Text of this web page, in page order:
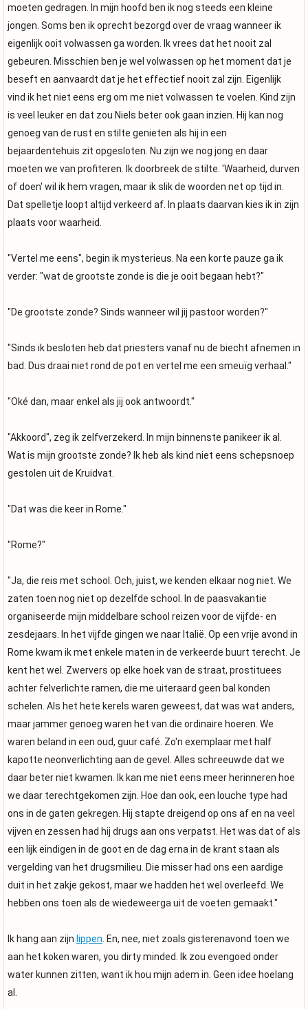
moeten gedragen. In mijn hoofd ben ik nog steeds een kleine
jongen. Soms ben ik oprecht bezorgd over de vraag wanneer ik
eigenlijk ooit volwassen ga worden. Ik vrees dat het nooit zal
gebeuren. Misschien ben je wel volwassen op het moment dat je
beseft en aanvaardt dat je het effectief nooit zal zijn. Eigenlijk
vind ik het niet eens erg om me niet volwassen te voelen. Kind zijn
is veel leuker en dat zou Niels beter ook gaan inzien. Hij kan nog
genoeg van de rust en stilte genieten als hij in een
bejaardentehuis zit opgesloten. Nu zijn we nog jong en daar
moeten we van profiteren. Ik doorbreek de stilte. 'Waarheid, durven
of doen' wil ik hem vragen, maar ik slik de woorden net op tijd in.
Dat spelletje loopt altijd verkeerd af. In plaats daarvan kies ik in zijn
plaats voor waarheid.
"Vertel me eens", begin ik mysterieus. Na een korte pauze ga ik
verder: "wat de grootste zonde is die je ooit begaan hebt?"
"De grootste zonde? Sinds wanneer wil jij pastoor worden?"
"Sinds ik besloten heb dat priesters vanaf nu de biecht afnemen in
bad. Dus draai niet rond de pot en vertel me een smeuïg verhaal."
"Oké dan, maar enkel als jij ook antwoordt."
"Akkoord", zeg ik zelfverzekerd. In mijn binnenste panikeer ik al.
Wat is mijn grootste zonde? Ik heb als kind niet eens schepsnoep
gestolen uit de Kruidvat.
"Dat was die keer in Rome."
"Rome?"
"Ja, die reis met school. Och, juist, we kenden elkaar nog niet. We
zaten toen nog niet op dezelfde school. In de paasvakantie
organiseerde mijn middelbare school reizen voor de vijfde- en
zesdejaars. In het vijfde gingen we naar Italië. Op een vrije avond in
Rome kwam ik met enkele maten in de verkeerde buurt terecht. Je
kent het wel. Zwervers op elke hoek van de straat, prostituees
achter felverlichte ramen, die me uiteraard geen bal konden
schelen. Als het hete kerels waren geweest, dat was wat anders,
maar jammer genoeg waren het van die ordinaire hoeren. We
waren beland in een oud, guur café. Zo'n exemplaar met half
kapotte neonverlichting aan de gevel. Alles schreeuwde dat we
daar beter niet kwamen. Ik kan me niet eens meer herinneren hoe
we daar terechtgekomen zijn. Hoe dan ook, een louche type had
ons in de gaten gekregen. Hij stapte dreigend op ons af en na veel
vijven en zessen had hij drugs aan ons verpatst. Het was dat of als
een lijk eindigen in de goot en de dag erna in de krant staan als
vergelding van het drugsmilieu. Die misser had ons een aardige
duit in het zakje gekost, maar we hadden het wel overleefd. We
hebben ons toen als de wiedeweerga uit de voeten gemaakt."
Ik hang aan zijn lippen . En, nee, niet zoals gisterenavond toen we
aan het koken waren, you dirty minded. Ik zou evengoed onder
water kunnen zitten, want ik hou mijn adem in. Geen idee hoelang
al.